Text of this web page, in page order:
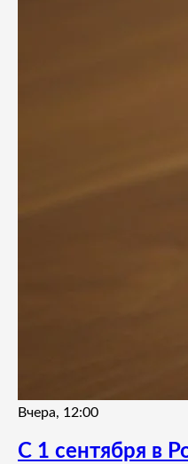
Вчера, 12:00
С 1 сентября в